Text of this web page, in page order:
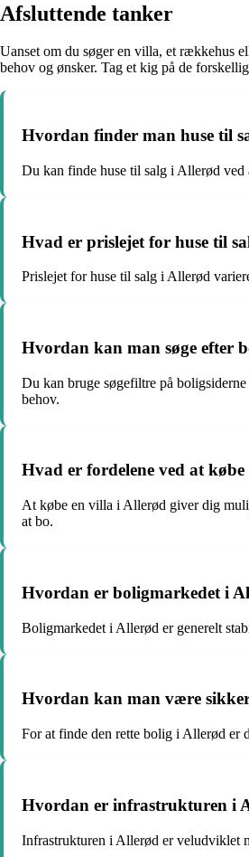
Afsluttende tanker
Uanset om du søger en villa, et rækkehus
behov og ønsker. Tag et kig på de
Hvordan finder man huse til
Du kan finde huse til salg i Allerød
Hvad er prislejet for huse til
Prislejet for huse til salg i Allerød
Hvordan kan man søge efter
Du kan bruge søgefiltre på
behov.
Hvad er fordelene ved at
At købe en villa i Allerød giver dig
at bo.
Hvordan er boligmarkedet i
Boligmarkedet i Allerød er generelt
Hvordan kan man være
For at finde den rette bolig i Allerød er
Hvordan er infrastrukturen i
Infrastrukturen i Allerød er veludviklet